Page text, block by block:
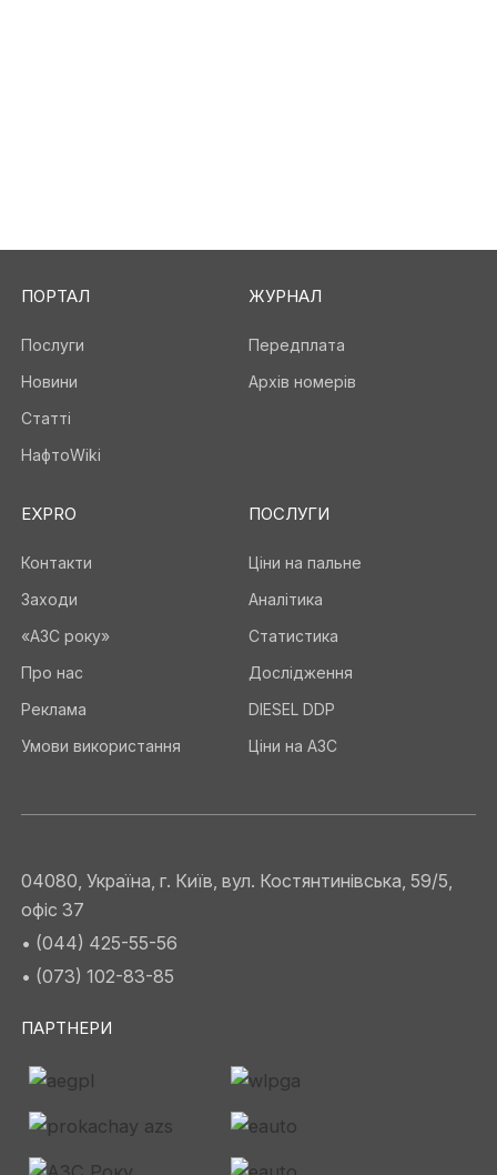
ПОРТАЛ
Послуги
Новини
Статті
НафтоWiki
ЖУРНАЛ
Передплата
Архів номерів
EXPRO
Контакти
Заходи
«АЗС року»
Про нас
Реклама
Умови використання
ПОСЛУГИ
Ціни на пальне
Аналітика
Статистика
Дослідження
DIESEL DDP
Ціни на АЗС
04080, Україна, г. Київ, вул. Костянтинівська, 59/5,
офіс 37
• (044) 425-55-56
• (073) 102-83-85
ПАРТНЕРИ